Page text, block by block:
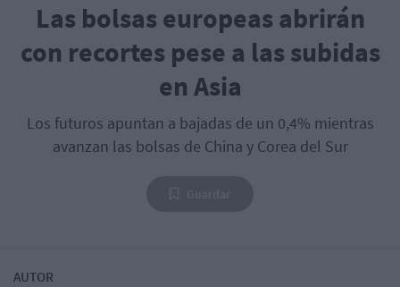
Las bolsas europeas abrirán
con recortes pese a las subidas
en Asia
Los futuros apuntan a bajadas de un 0,4% mientras
avanzan las bolsas de China y Corea del Sur
AUTOR